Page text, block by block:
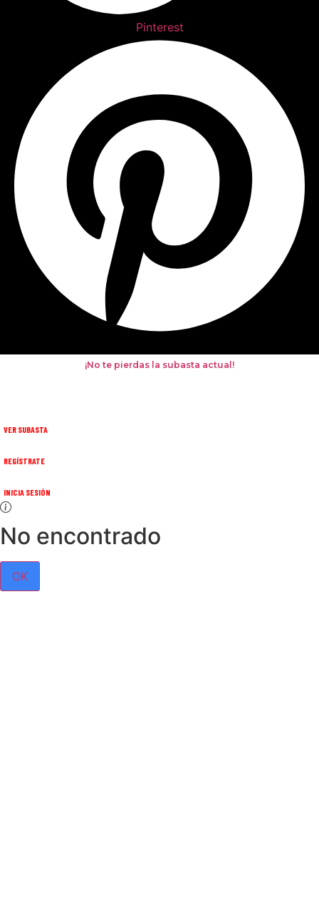
Pinterest
¡No te pierdas la subasta actual!
VER SUBASTA
REGÍSTRATE
INICIA SESIÓN
No encontrado
OK